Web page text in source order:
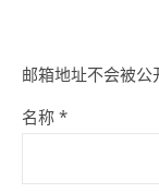
邮箱地址不会被公
名称 *